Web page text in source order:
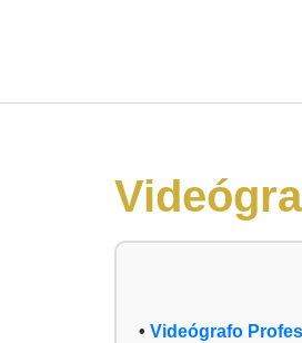
Videógrafo